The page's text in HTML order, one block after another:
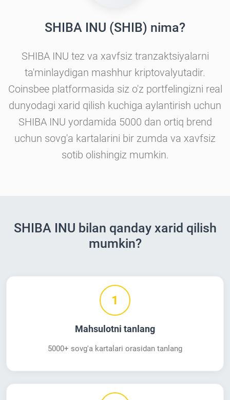
SHIBA INU (SHIB) nima?
SHIBA INU tez va xavfsiz tranzaktsiyalarni
ta'minlaydigan mashhur kriptovalyutadir.
Coinsbee platformasida siz o'z portfelingizni real
dunyodagi xarid qilish kuchiga aylantirish uchun
SHIBA INU yordamida 5000 dan ortiq brend
uchun sovg'a kartalarini bir zumda va xavfsiz
sotib olishingiz mumkin.
SHIBA INU bilan qanday xarid qilish
mumkin?
1
Mahsulotni tanlang
5000+ sovg'a kartalari orasidan tanlang